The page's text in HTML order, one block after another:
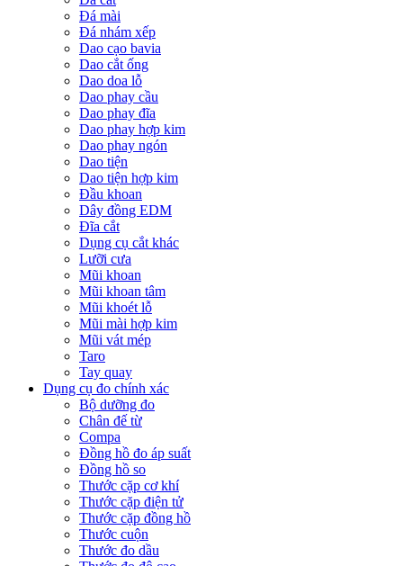
Đá mài
Đá nhám xếp
Dao cạo bavia
Dao cắt ống
Dao doa lỗ
Dao phay cầu
Dao phay đĩa
Dao phay hợp kim
Dao phay ngón
Dao tiện
Dao tiện hợp kim
Đầu khoan
Dây đồng EDM
Đĩa cắt
Dụng cụ cắt khác
Lưỡi cưa
Mũi khoan
Mũi khoan tâm
Mũi khoét lỗ
Mũi mài hợp kim
Mũi vát mép
Taro
Tay quay
Dụng cụ đo chính xác
Bộ dưỡng đo
Chân đế từ
Compa
Đồng hồ đo áp suất
Đồng hồ so
Thước cặp cơ khí
Thước cặp điện tử
Thước cặp đồng hồ
Thước cuộn
Thước đo dầu